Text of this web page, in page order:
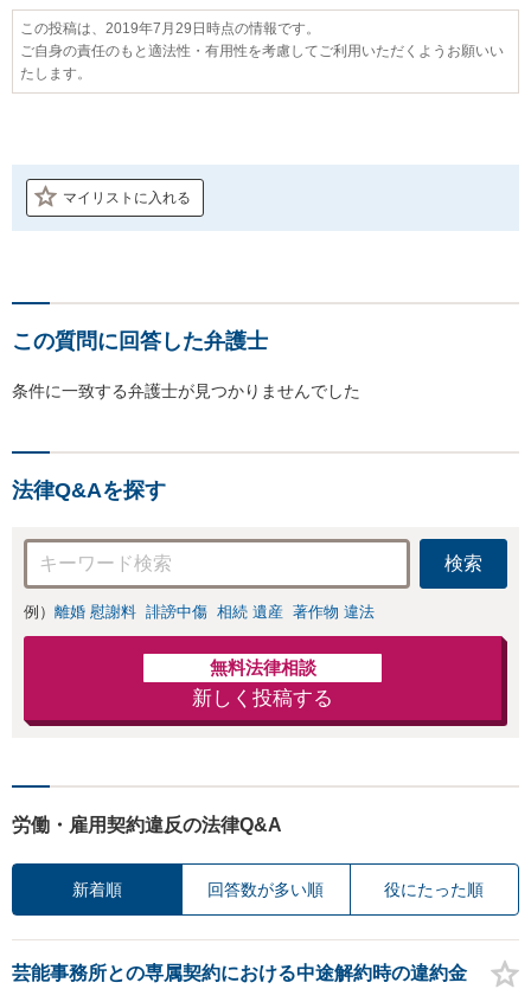
この投稿は、2019年7月29日時点の情報です。
ご自身の責任のもと適法性・有用性を考慮してご利用いただくようお願いい
たします。
マイリストに入れる
この質問に回答した弁護士
条件に一致する弁護士が見つかりませんでした
法律Q&Aを探す
検索
例） 離婚 慰謝料 誹謗中傷 相続 遺産 著作物 違法
無料法律相談
新しく投稿する
労働・雇用契約違反の法律Q&A
新着順 回答数が多い順 役にたった順
芸能事務所との専属契約における中途解約時の違約金